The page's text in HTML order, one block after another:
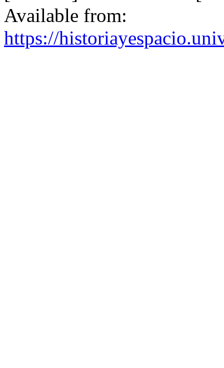
Available from:
https://